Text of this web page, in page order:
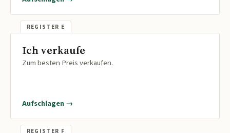
Ich verkaufe
Zum besten Preis verkaufen.
Aufschlagen →